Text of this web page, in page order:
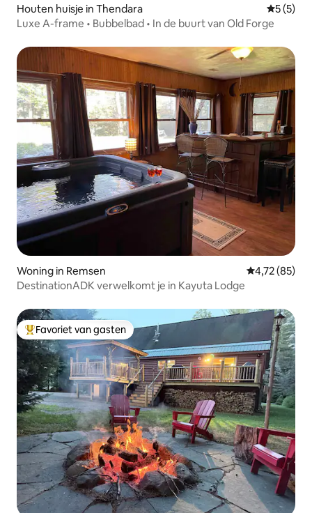
Houten huisje in Thendara
5 (5)
Luxe A-frame • Bubbelbad • In de buurt van Old Forge
Woning in Remsen Gemiddelde
4,72 (85)
DestinationADK verwelkomt je in Kayuta Lodge
Topfavoriet van gasten
Favoriet van gasten